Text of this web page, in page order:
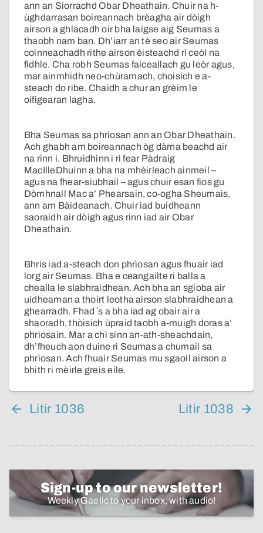
ann an Siorrachd Obar Dheathain. Chuir na h-
ùghdarrasan boireannach brèagha air dòigh
airson a ghlacadh oir bha laigse aig Seumas a
thaobh nam ban. Dh’iarr an tè seo air Seumas
coinneachadh rithe airson èisteachd ri ceòl na
fìdhle. Cha robh Seumas faiceallach gu leòr agus,
mar ainmhidh neo-chùramach, choisich e a-
steach do ribe. Chaidh a chur an grèim le
oifigearan lagha.
Bha Seumas sa phrìosan ann an Obar Dheathain.
Ach ghabh am boireannach òg dàrna beachd air
na rinn i. Bhruidhinn i ri fear Pàdraig
MacIlleDhuinn a bha na mhèirleach ainmeil –
agus na fhear-siubhail – agus chuir esan fios gu
Dòmhnall Mac a’ Phearsain, co-ogha Sheumais,
ann am Bàideanach. Chuir iad buidheann
saoraidh air dòigh agus rinn iad air Obar
Dheathain.
Bhris iad a-steach don phrìosan agus fhuair iad
lorg air Seumas. Bha e ceangailte ri balla a
chealla le slabhraidhean. Ach bha an sgioba air
uidheaman a thoirt leotha airson slabhraidhean a
ghearradh. Fhad ʼs a bha iad ag obair air a
shaoradh, thòisich ùpraid taobh a-muigh doras a’
phrìosain. Mar a chì sinn an-ath-sheachdain,
dh’fheuch aon duine ri Seumas a chumail sa
phrìosan. Ach fhuair Seumas mu sgaoil airson a
bhith ri mèirle greis eile.
Litir 1036 Litir 1038
Sign-up to our newsletter!
Weekly Gaelic to your inbox, with audio!